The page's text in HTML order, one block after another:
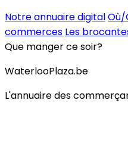
Notre annuaire digitalOù/
commerces Les
Que manger ce soir?
WaterlooPlaza.be
L'annuaire des